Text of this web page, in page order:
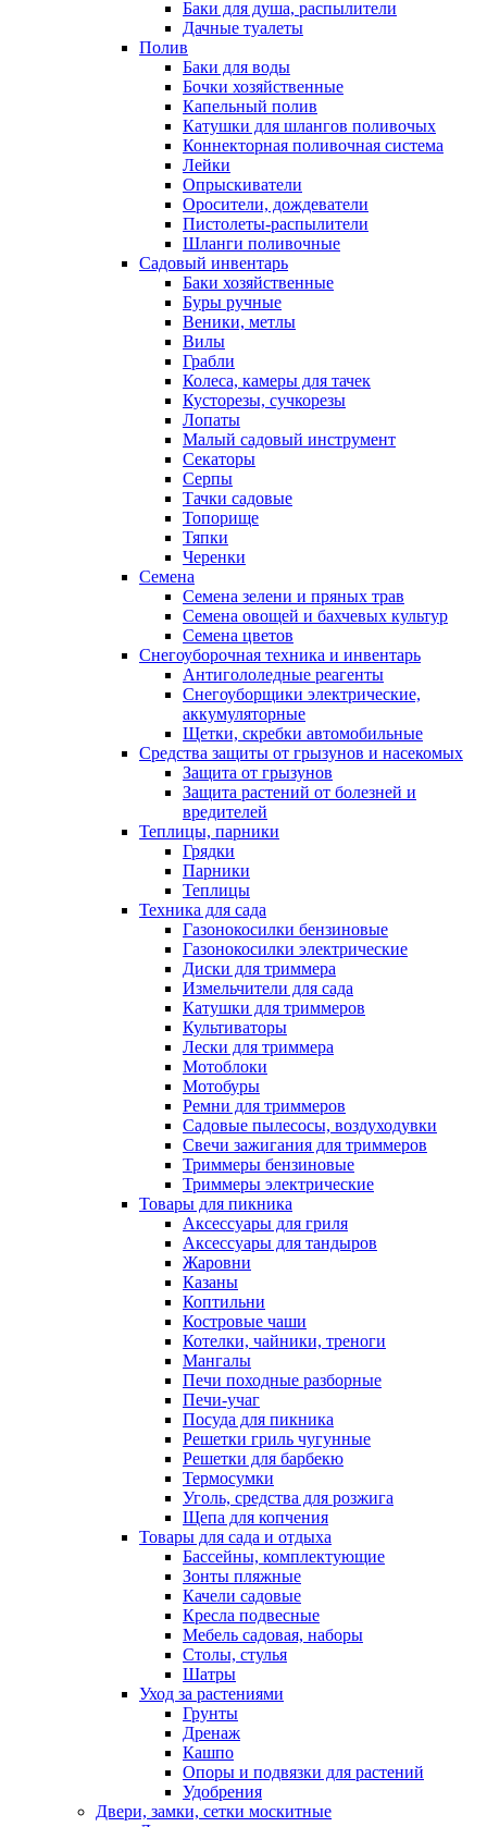
Баки для душа, распылители
Дачные туалеты
Полив
Баки для воды
Бочки хозяйственные
Капельный полив
Катушки для шлангов поливочых
Коннекторная поливочная система
Лейки
Опрыскиватели
Оросители, дождеватели
Пистолеты-распылители
Шланги поливочные
Садовый инвентарь
Баки хозяйственные
Буры ручные
Веники, метлы
Вилы
Грабли
Колеса, камеры для тачек
Кусторезы, сучкорезы
Лопаты
Малый садовый инструмент
Секаторы
Серпы
Тачки садовые
Топорище
Тяпки
Черенки
Семена
Семена зелени и пряных трав
Семена овощей и бахчевых культур
Семена цветов
Снегоуборочная техника и инвентарь
Антигололедные реагенты
Снегоуборщики электрические,
аккумуляторные
Щетки, скребки автомобильные
Средства защиты от грызунов и насекомых
Защита от грызунов
Защита растений от болезней и
вредителей
Теплицы, парники
Грядки
Парники
Теплицы
Техника для сада
Газонокосилки бензиновые
Газонокосилки электрические
Диски для триммера
Измельчители для сада
Катушки для триммеров
Культиваторы
Лески для триммера
Мотоблоки
Мотобуры
Ремни для триммеров
Садовые пылесосы, воздуходувки
Свечи зажигания для триммеров
Триммеры бензиновые
Триммеры электрические
Товары для пикника
Аксессуары для гриля
Аксессуары для тандыров
Жаровни
Казаны
Коптильни
Костровые чаши
Котелки, чайники, треноги
Мангалы
Печи походные разборные
Печи-учаг
Посуда для пикника
Решетки гриль чугунные
Решетки для барбекю
Термосумки
Уголь, средства для розжига
Щепа для копчения
Товары для сада и отдыха
Бассейны, комплектующие
Зонты пляжные
Качели садовые
Кресла подвесные
Мебель садовая, наборы
Столы, стулья
Шатры
Уход за растениями
Грунты
Дренаж
Кашпо
Опоры и подвязки для растений
Удобрения
Двери, замки, сетки москитные